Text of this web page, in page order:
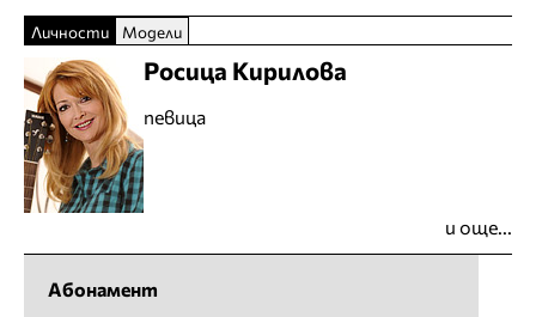
Личности Модели
Росица Кирилова
певица
и още...
Абонамент